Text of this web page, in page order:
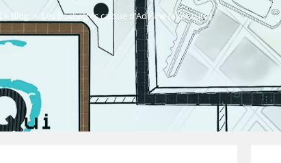
Le Blog > Les pochettes calque d’Adeline (avec tuto)